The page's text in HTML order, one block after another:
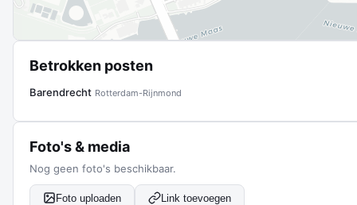
Betrokken posten
Barendrecht Rotterdam-Rijnmond
Foto's & media
Nog geen foto's beschikbaar.
Foto uploaden Link toevoegen